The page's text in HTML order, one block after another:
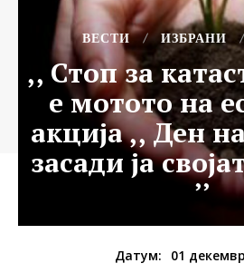
ВЕСТИ ИЗБРАНИ
,, Стоп за
е мотото на
акција ,, Ден
засади ја
’’
Датум: 01